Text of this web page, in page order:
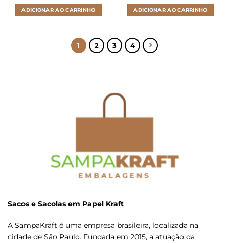
ADICIONAR AO CARRINHO ADICIONAR AO CARRINHO
1 2 3 4
Sacos e Sacolas em Papel Kraft
A SampaKraft é uma empresa brasileira, localizada na
cidade de São Paulo. Fundada em 2015, a atuação da